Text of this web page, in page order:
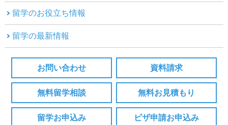
留学のお役立ち情報
留学の最新情報
お問い合わせ 資料請求
無料留学相談 無料お見積もり
留学お申込み ビザ申請お申込み